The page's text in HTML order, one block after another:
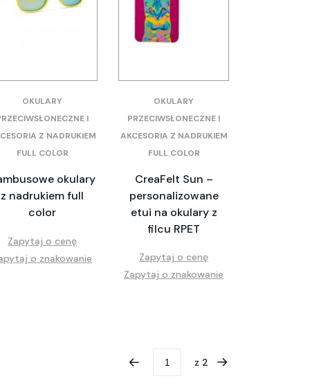
OKULARY
I
Z NADRUKIEM
FULL COLOR
okulary
z nadrukiem full
color
Zapytaj o cenę
o znakowanie
OKULARY
PRZECIWSŁONECZNE I
AKCESORIA Z NADRUKIEM
FULL COLOR
CreaFelt Sun –
personalizowane
etui na okulary z
filcu RPET
Zapytaj o cenę
Zapytaj o znakowanie
z 2